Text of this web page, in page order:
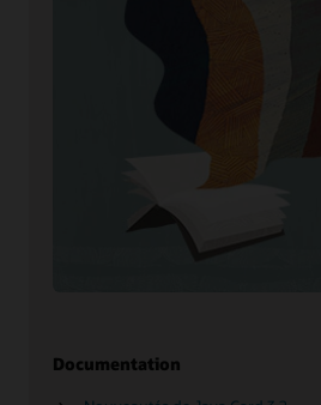
Documentation